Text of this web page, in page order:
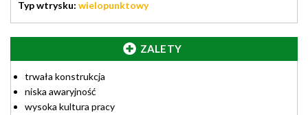
Typ wtrysku: wielopunktowy
ZALETY
trwała konstrukcja
niska awaryjność
wysoka kultura pracy